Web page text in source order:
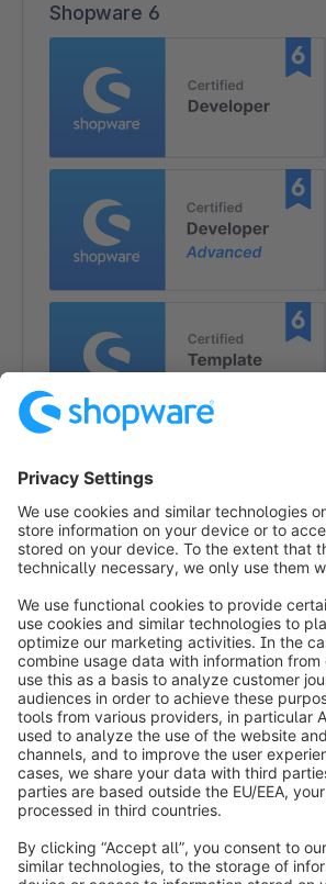
Shopware 6
info@shopware.com
Informazioni su Shopware
Prodotti